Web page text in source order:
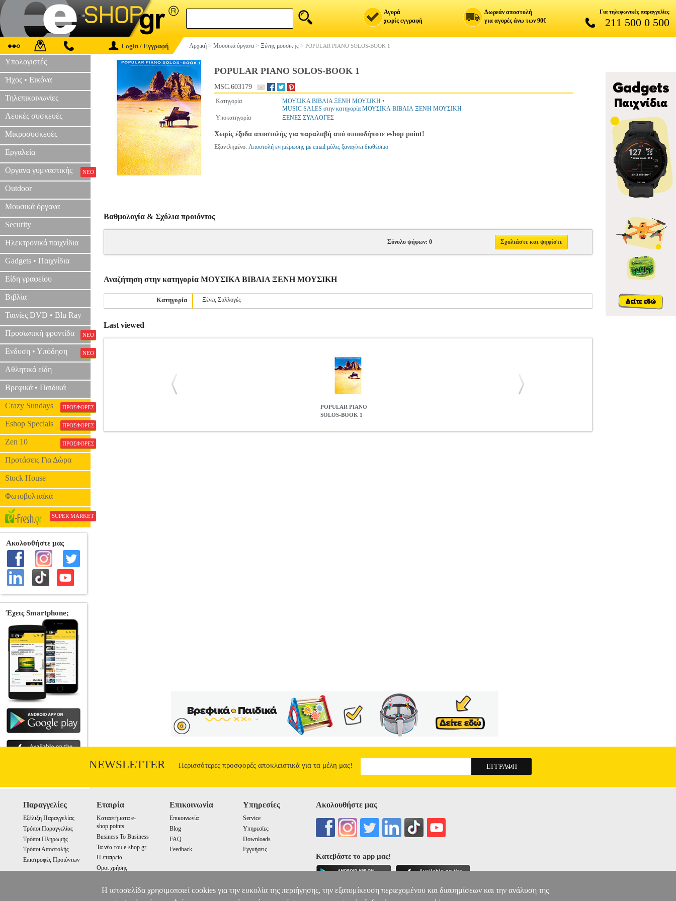
Αγορά
χωρίς εγγραφή
Δωρεάν αποστολή
για αγορές άνω των 90€
Για τηλεφωνικές παραγγελίες
211 500 0 500
Login / Εγγραφή Αρχική > Μουσικά όργανα > Ξένης μουσικής > POPULAR PIANO SOLOS-BOOK 1
Υπολογιστές
Ήχος • Εικόνα
Τηλεπικοινωνίες
Λευκές συσκευές
Μικροσυσκευές
Εργαλεία
Οργανα γυμναστικής ΝΕΟ
Outdoor
Μουσικά όργανα
Security
Ηλεκτρονικά παιχνίδια
Gadgets • Παιχνίδια
Είδη γραφείου
Βιβλία
Ταινίες DVD • Blu Ray
Προσωπική φροντίδα ΝΕΟ
Ενδυση • Υπόδηση ΝΕΟ
Αθλητικά είδη
Βρεφικά • Παιδικά
Crazy Sundays ΠΡΟΣΦΟΡΕΣ
Eshop Specials ΠΡΟΣΦΟΡΕΣ
Zen 10 ΠΡΟΣΦΟΡΕΣ
Προτάσεις Για Δώρα
Stock House
Φωτοβολταϊκά
SUPER MARKET
POPULAR PIANO SOLOS-BOOK 1
MSC.603179
Κατηγορία ΜΟΥΣΙΚΑ ΒΙΒΛΙΑ ΞΕΝΗ ΜΟΥΣΙΚΗ •
MUSIC SALES στην κατηγορία ΜΟΥΣΙΚΑ ΒΙΒΛΙΑ ΞΕΝΗ ΜΟΥΣΙΚΗ
Υποκατηγορία
ΞΕΝΕΣ ΣΥΛΛΟΓΕΣ
Χωρίς έξοδα αποστολής για παραλαβή από οποιοδήποτε eshop point!
Εξαντλημένο. Αποστολή ενημέρωσης με email μόλις ξαναγίνει διαθέσιμο
Βαθμολογία & Σχόλια προιόντος
Σύνολο ψήφων: 0 Σχολιάστε και ψηφίστε
Αναζήτηση στην κατηγορία ΜΟΥΣΙΚΑ ΒΙΒΛΙΑ ΞΕΝΗ ΜΟΥΣΙΚΗ
Κατηγορία Ξένες Συλλογές
Last viewed
POPULAR PIANO
SOLOS-BOOK 1
NEWSLETTER Περισσότερες προσφορές αποκλειστικά για τα μέλη μας!
Παραγγελίες
Εξέλιξη Παραγγελίας
Τρόποι Παραγγελίας
Τρόποι Πληρωμής
Τρόποι Αποστολής
Επιστροφές Προιόντων
Εταιρία
Καταστήματα e-
shop points
Business To Business
Τα νέα του e-shop.gr
Η εταιρεία
Οροι χρήσης
Επικοινωνία
Επικοινωνία
Blog
FAQ
Feedback
Υπηρεσίες
Service
Υπηρεσίες
Downloads
Εγγυήσεις
Ακολουθήστε μας
Κατεβάστε το app μας!
Η ιστοσελίδα χρησιμοποιεί cookies για την ευκολία της περιήγησης, την εξατομίκευση περιεχομένου και διαφημίσεων και την ανάλυση της